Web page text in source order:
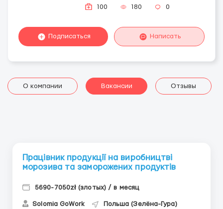
100 180 0
Подписаться Написать
О компании Вакансии Отзывы
Працівник продукції на виробництві
морозива та заморожених продуктів
5690-7050zł (злотых) / в месяц
Solomia GoWork Польша (Зелёна-Гура)